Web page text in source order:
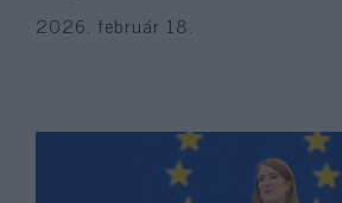
2026. február 18.